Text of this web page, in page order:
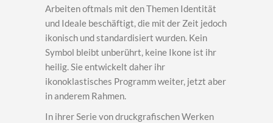
Arbeiten oftmals mit den Themen Identität
und Ideale beschäftigt, die mit der Zeit jedoch
ikonisch und standardisiert wurden. Kein
Symbol bleibt unberührt, keine Ikone ist ihr
heilig. Sie entwickelt daher ihr
ikonoklastisches Programm weiter, jetzt aber
in anderem Rahmen.
In ihrer Serie von druckgrafischen Werken